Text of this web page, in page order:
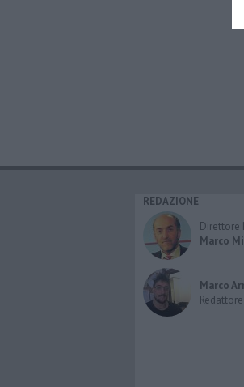
REDAZIONE
Direttore
Marco
Marco
Redattore